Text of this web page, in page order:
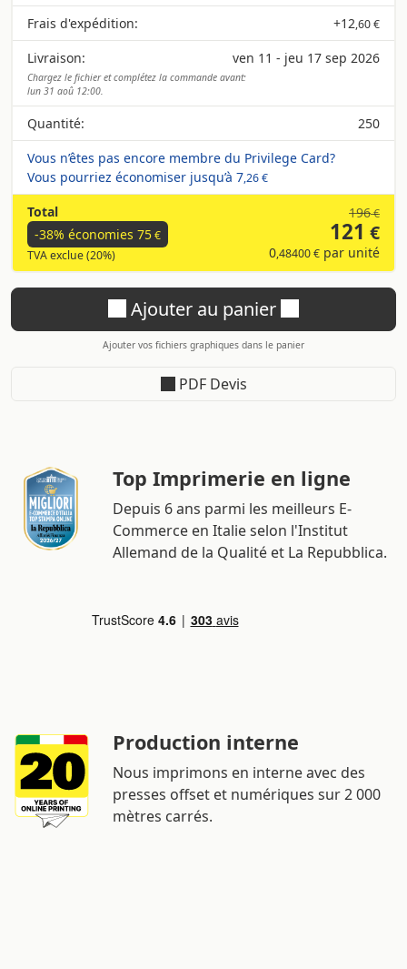
Frais d'expédition: +12,60 €
Livraison: ven 11 - jeu 17 sep 2026
Chargez le fichier et complétez la commande avant:
lun 31 aoû 12:00.
Quantité:
250
Vous n’êtes pas encore membre du Privilege Card?
Vous pourriez économiser jusqu’à 7,26 €
Total
-38% économies 75€
TVA exclue (20%)
196€
121 €
0,48400 € par unité
Ajouter au panier
Ajouter vos fichiers graphiques dans le panier
PDF Devis
Top Imprimerie en ligne
Depuis 6 ans parmi les meilleurs E-
Commerce en Italie selon l'Institut
Allemand de la Qualité et La Repubblica.
Production interne
Nous imprimons en interne avec des
presses offset et numériques sur 2 000
mètres carrés.